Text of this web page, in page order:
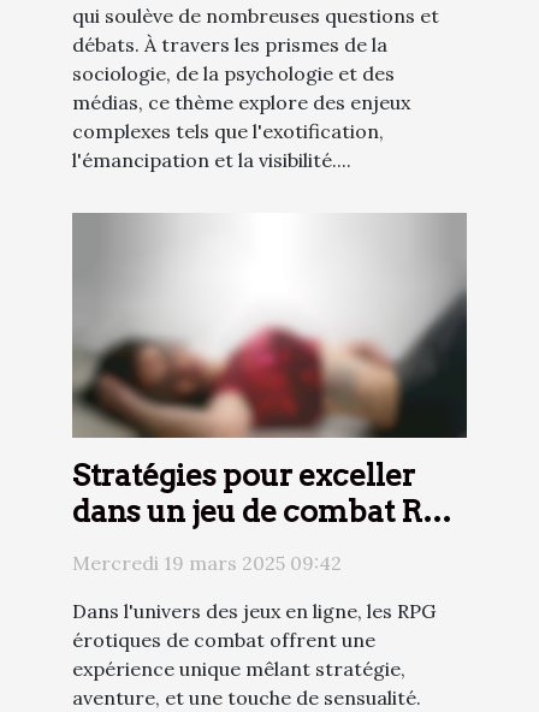
qui soulève de nombreuses questions et
débats. À travers les prismes de la
sociologie, de la psychologie et des
médias, ce thème explore des enjeux
complexes tels que l'exotification,
l'émancipation et la visibilité....
Stratégies pour exceller
dans un jeu de combat RPG
érotique en ligne
Mercredi 19 mars 2025 09:42
Dans l'univers des jeux en ligne, les RPG
érotiques de combat offrent une
expérience unique mêlant stratégie,
aventure, et une touche de sensualité.